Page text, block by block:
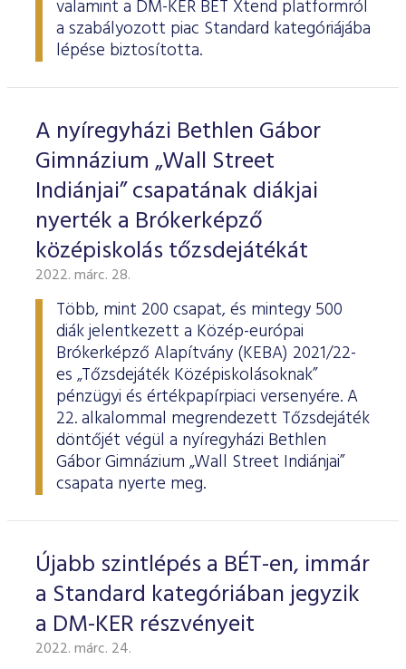
valamint a DM-KER BÉT Xtend platformról
a szabályozott piac Standard kategóriájába
lépése biztosította.
A nyíregyházi Bethlen Gábor
Gimnázium „Wall Street
Indiánjai” csapatának diákjai
nyerték a Brókerképző
középiskolás tőzsdejátékát
2022. márc. 28.
Több, mint 200 csapat, és mintegy 500
diák jelentkezett a Közép-európai
Brókerképző Alapítvány (KEBA) 2021/22-
es „Tőzsdejáték Középiskolásoknak”
pénzügyi és értékpapírpiaci versenyére. A
22. alkalommal megrendezett Tőzsdejáték
döntőjét végül a nyíregyházi Bethlen
Gábor Gimnázium „Wall Street Indiánjai”
csapata nyerte meg.
Újabb szintlépés a BÉT-en, immár
a Standard kategóriában jegyzik
a DM-KER részvényeit
2022. márc. 24.